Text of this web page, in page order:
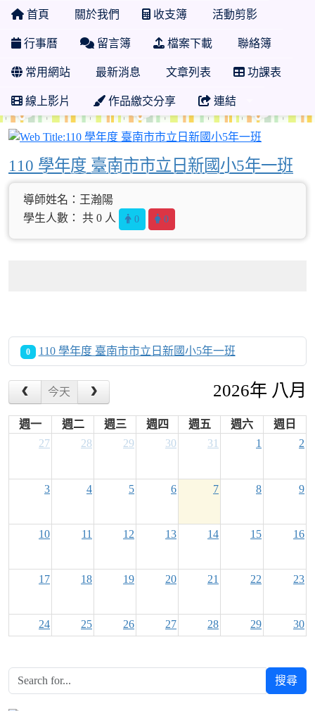
首頁 關於我們 收支簿 活動剪影
行事曆 留言簿 檔案下載 聯絡簿
常用網站 最新消息 文章列表 功課表
線上影片 作品繳交分享 連結
110 學年度 臺南市市立日新國小5年一班
導師姓名：王瀚陽
學生人數： 共 0 人
0 0
0 110 學年度 臺南市市立日新國小5年一班
今天 2026年 八月
週一 週二 週三 週四 週五 週六
週日
27
28 29 30 31 1 2
3 4 5 6 7 8 9
10 11 12 13 14 15 16
17 18 19 20 21 22 23
24 25 26 27 28 29 30
31 1 2 3 4 5 6
搜尋